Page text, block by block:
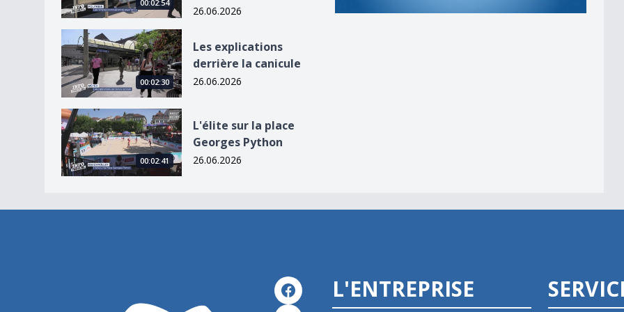
00:02:54
26.06.2026
Les explications derrière la canicule
00:02:30
Les explications
derrière la canicule
26.06.2026
L&#039;élite sur la place Georges Python
00:02:41
L'élite sur la place
Georges Python
26.06.2026
L'ENTREPRISE